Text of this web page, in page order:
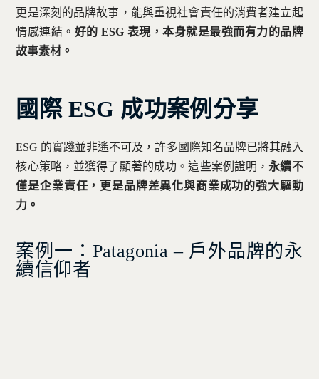
更是深刻的品牌故事，能與重視社會責任的消費者建立起
情感連結。 好的 ESG 表現，本身就是最強而有力的品牌
故事素材。
國際 ESG 成功案例分享
ESG 的實踐並非遙不可及，許多國際知名品牌已將其融入
核心策略，並獲得了顯著的成功。這些案例證明， 永續不
僅是企業責任，更是品牌差異化與商業成功的強大驅動
力。
案例一：Patagonia – 戶外品牌的永
續信仰者